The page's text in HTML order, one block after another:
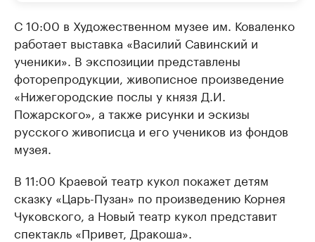
С 10:00 в Художественном музее им. Коваленко
работает выставка «Василий Савинский и
ученики». В экспозиции представлены
фоторепродукции, живописное произведение
«Нижегородские послы у князя Д.И.
Пожарского», а также рисунки и эскизы
русского живописца и его учеников из фондов
музея.
В 11:00 Краевой театр кукол покажет детям
сказку «Царь-Пузан» по произведению Корнея
Чуковского, а Новый театр кукол представит
спектакль «Привет, Дракоша».